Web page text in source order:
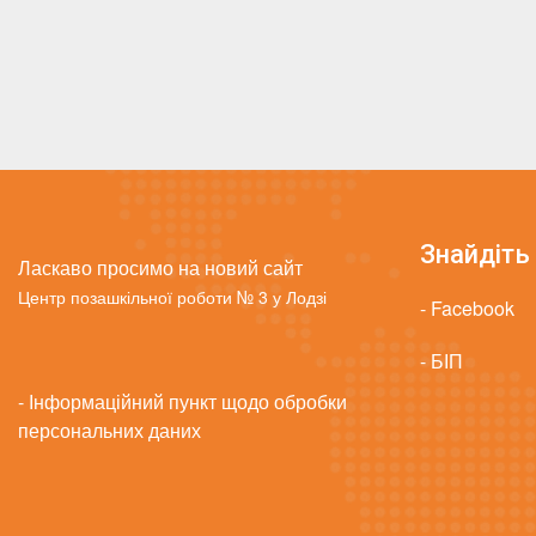
Ласкаво просимо на новий сайт
Центр позашкільної роботи № 3 у Лодзі
- Інформаційний пункт щодо обробки
персональних даних
- Facebook
- БІП